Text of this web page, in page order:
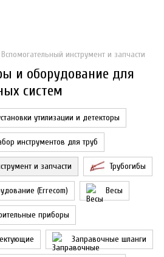
Вспомогательный инструмент и запчасти
и оборудование для
систем
утилизации и детекторы
инструментов для труб
и запчасти Трубогибы
(Errecom) Весы
приборы
Заправочные шланги